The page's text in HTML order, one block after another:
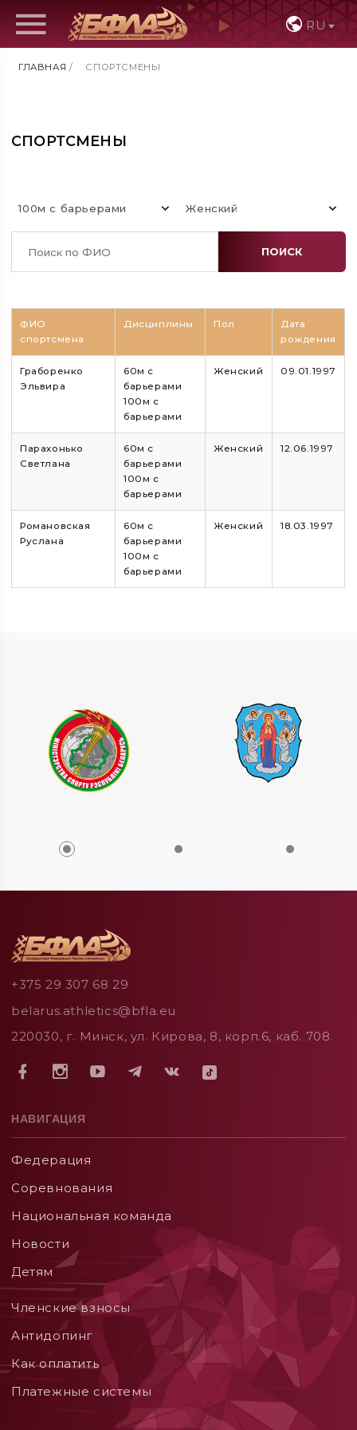
RU
ГЛАВНАЯ / СПОРТСМЕНЫ
СПОРТСМЕНЫ
100м с барьерами Женский
ПОИСК
ФИО
спортсмена
Дисциплины Пол
Дата
рождения
Граборенко
Эльвира
60м с
барьерами
100м с
барьерами
Женский 09.01.1997
Парахонько
Светлана
60м с
барьерами
100м с
барьерами
Женский 12.06.1997
Романовская
Руслана
60м с
барьерами
100м с
барьерами
Женский 18.03.1997
+375 29 307 68 29
belarus.athletics@bfla.eu
220030, г. Минск, ул. Кирова, 8, корп.6, каб. 708.
НАВИГАЦИЯ
Федерация
Соревнования
Национальная команда
Новости
Детям
Членские взносы
Aнтидопинг
Как оплатить
Платежные системы